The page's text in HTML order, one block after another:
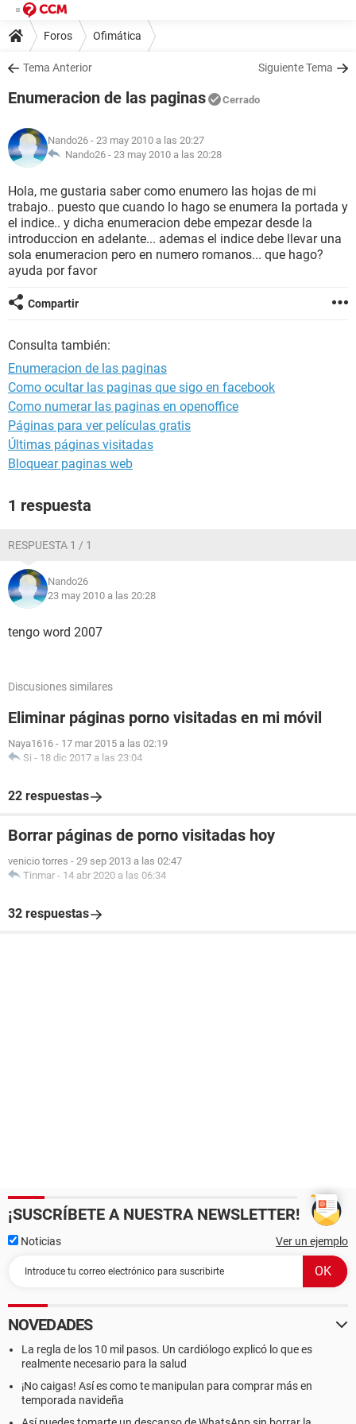
Foros Ofimática
Tema Anterior Siguiente Tema
Enumeracion de las paginas Cerrado
Nando26 - 23 may 2010 a las 20:27
Nando26 - 23 may 2010 a las 20:28
Hola, me gustaria saber como enumero las hojas de mi
trabajo.. puesto que cuando lo hago se enumera la portada y
el indice.. y dicha enumeracion debe empezar desde la
introduccion en adelante... ademas el indice debe llevar una
sola enumeracion pero en numero romanos... que hago?
ayuda por favor
Compartir
Consulta también:
Enumeracion de las paginas
Como ocultar las paginas que sigo en facebook
Como numerar las paginas en openoffice
Páginas para ver películas gratis
Últimas páginas visitadas
Bloquear paginas web
1 respuesta
RESPUESTA 1 / 1
Nando26
23 may 2010 a las 20:28
tengo word 2007
Discusiones similares
Eliminar páginas porno visitadas en mi móvil
Naya1616 - 17 mar 2015 a las 02:19
Si - 18 dic 2017 a las 23:04
22 respuestas
Borrar páginas de porno visitadas hoy
venicio torres - 29 sep 2013 a las 02:47
Tinmar - 14 abr 2020 a las 06:34
32 respuestas
¡SUSCRÍBETE A NUESTRA NEWSLETTER!
Noticias Ver un ejemplo
NOVEDADES
La regla de los 10 mil pasos. Un cardiólogo explicó lo que es
realmente necesario para la salud
¡No caigas! Así es como te manipulan para comprar más en
temporada navideña